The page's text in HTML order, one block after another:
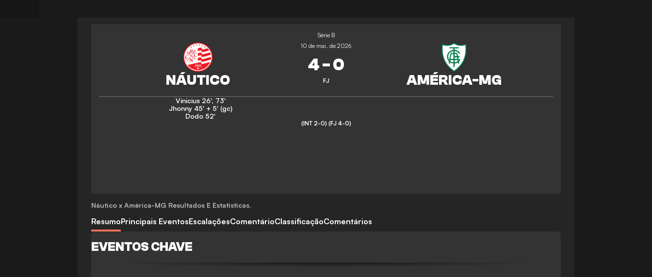
Série B
10 de mai. de 2026
4-0
FJ
Vinicius 26', 73'
Jhonny 45' + 5' (gc)
Dodo 52'
(INT 2-0) (FJ 4-0)
Náutico x América-MG Resultados E Estatísticas,
ResumoPrincipais EventosEscalaçõesComentárioClassificaçãoComentários
EVENTOS CHAVE